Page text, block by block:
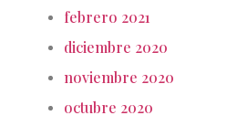
febrero 2021
diciembre 2020
noviembre 2020
octubre 2020